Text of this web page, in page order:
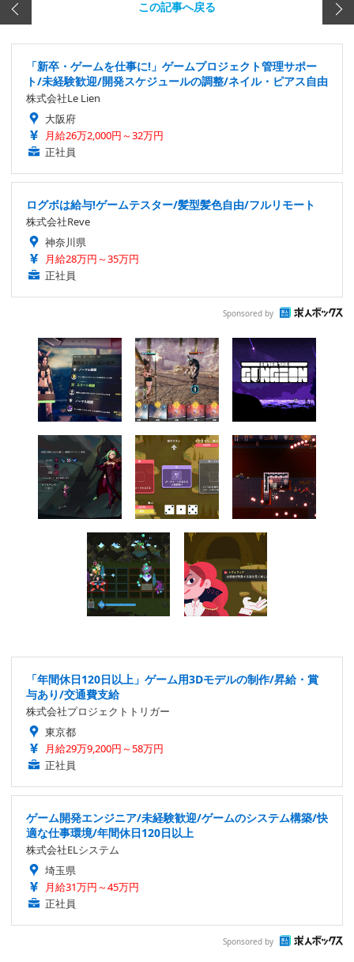
この記事へ戻る
「新卒・ゲームを仕事に!」ゲームプロジェクト管理サポー
ト/未経験歓迎/開発スケジュールの調整/ネイル・ピアス自由
株式会社Le Lien
大阪府
月給26万2,000円～32万円
正社員
ログボは給与!ゲームテスター/髪型髪色自由/フルリモート
株式会社Reve
神奈川県
月給28万円～35万円
正社員
Sponsored by
「年間休日120日以上」ゲーム用3Dモデルの制作/昇給・賞
与あり/交通費支給
株式会社プロジェクトトリガー
東京都
月給29万9,200円～58万円
正社員
ゲーム開発エンジニア/未経験歓迎/ゲームのシステム構築/快
適な仕事環境/年間休日120日以上
株式会社ELシステム
埼玉県
月給31万円～45万円
正社員
Sponsored by